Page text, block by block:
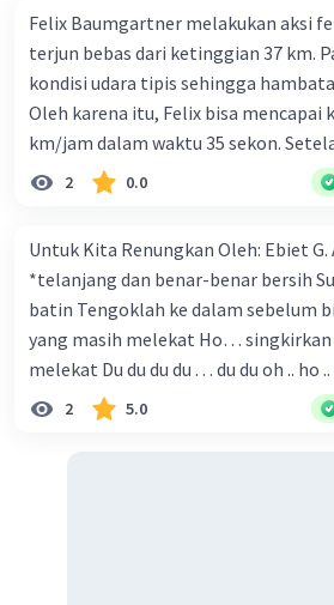
Felix Baumgartner melakukan aksi
terjun bebas dari ketinggian 37 km.
kondisi udara tipis sehingga
Oleh karena itu, Felix bisa mencapai
km/jam dalam waktu 35 sekon.
jarak felix dari tanah ... km.
2 0.0
Untuk Kita Renungkan Oleh: Ebiet G. Ade Kita mesti
*telanjang dan benar-benar bersih
batin Tengoklah ke dalam sebelum
yang masih melekat Ho… singkirkan
melekat Du du du du . . . du du oh .. ho .. ho
bencana adalah kehendaknya Kita
Hanya cambuk kecil agar kita sadar
2 5.0